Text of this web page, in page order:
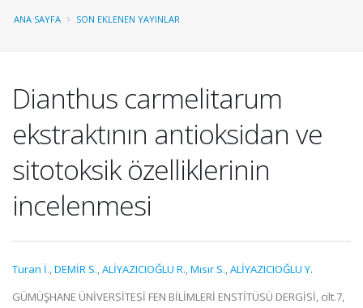
ANA SAYFA SON EKLENEN YAYINLAR
Dianthus carmelitarum
ekstraktının antioksidan ve
sitotoksik özelliklerinin
incelenmesi
Turan İ.,DEMİR S.,ALİYAZICIOĞLU R.,Mısır S.,ALİYAZICIOĞLU Y.
GÜMÜŞHANE ÜNİVERSİTESİ FEN BİLİMLERİ ENSTİTÜSÜ DERGİSİ, cilt.7,